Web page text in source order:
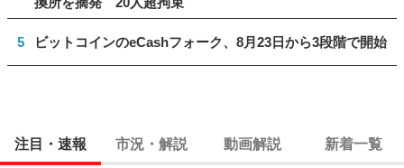
5 ビットコインのeCashフォーク、8月23日から3段階で開始
注目・速報 市況・解説 動画解説 新着一覧